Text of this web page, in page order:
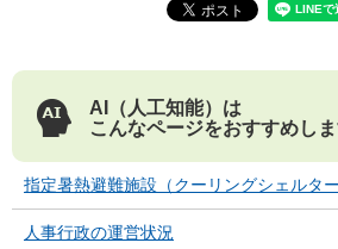
AI（人工知能）は
こんなページをおすすめし
指定暑熱避難施設（クーリングシェルタ
人事行政の運営状況